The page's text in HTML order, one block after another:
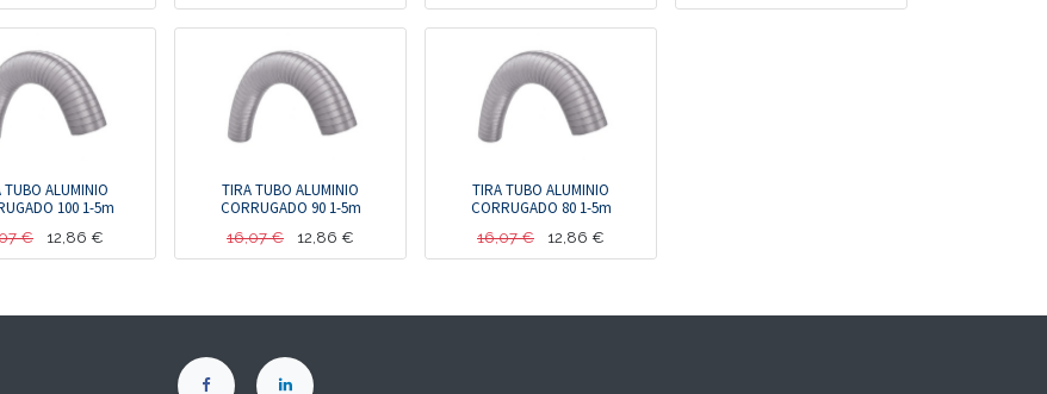
TUBO ALUMINIO
100 1-5m
€ 12,86 €
TIRA TUBO ALUMINIO
CORRUGADO 90 1-5m
16,07€ 12,86 €
TIRA TUBO ALUMINIO
CORRUGADO 80 1-5m
16,07€ 12,86 €